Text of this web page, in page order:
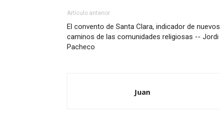
Artículo anterior
El convento de Santa Clara, indicador de nuevos
caminos de las comunidades religiosas -- Jordi
Pacheco
Juan